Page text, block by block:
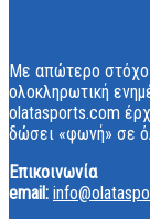
Με απώτερο στόχο
ολοκληρωτική
olatasports.com
δώσει «φωνή» σε
Επικοινωνία
email: